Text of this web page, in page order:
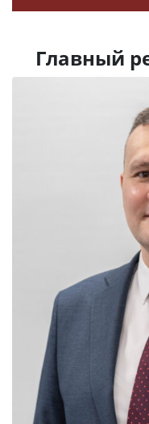
Главный